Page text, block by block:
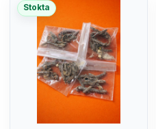
Stokta